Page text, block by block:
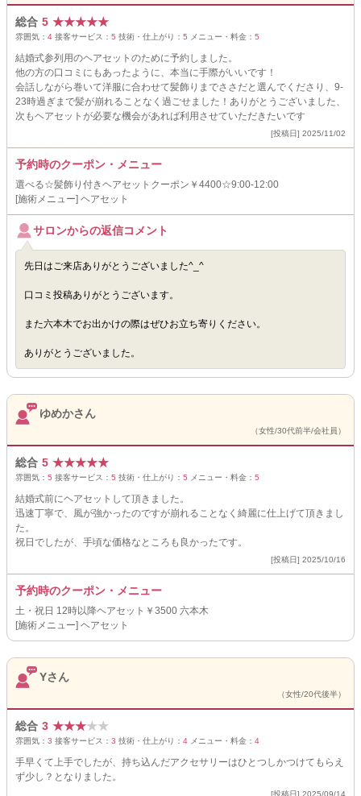
総合 5 ★★★★★
雰囲気： 4 接客サービス： 5 技術・仕上がり： 5 メニュー・料金： 5
結婚式参列用のヘアセットのために予約しました。
他の方の口コミにもあったように、本当に手際がいいです！
会話しながら巻いて洋服に合わせて髪飾りまでささだと選んでくださり、9-
23時過ぎまで髪が崩れることなく過ごせました！ありがとうございました、
次もヘアセットが必要な機会があれば利用させていただきたいです
[投稿日] 2025/11/02
予約時のクーポン・メニュー
選べる☆髪飾り付きヘアセットクーポン￥4400☆9:00-12:00
[施術メニュー] ヘアセット
サロンからの返信コメント
先日はご来店ありがとうございました^_^
口コミ投稿ありがとうございます。
また六本木でお出かけの際はぜひお立ち寄りください。
ありがとうございました。
ゆめかさん
（女性/30代前半/会社員）
総合 5 ★★★★★
雰囲気： 5 接客サービス： 5 技術・仕上がり： 5 メニュー・料金： 5
結婚式前にヘアセットして頂きました。
迅速丁寧で、風が強かったのですが崩れることなく綺麗に仕上げて頂きまし
た。
祝日でしたが、手頃な価格なところも良かったです。
[投稿日] 2025/10/16
予約時のクーポン・メニュー
土・祝日 12時以降ヘアセット￥3500 六本木
[施術メニュー] ヘアセット
Yさん
（女性/20代後半）
総合 3 ★★★★★
雰囲気： 3 接客サービス： 3 技術・仕上がり： 4 メニュー・料金： 4
手早くて上手でしたが、持ち込んだアクセサリーはひとつしかつけてもらえ
ず少し？となりました。
[投稿日] 2025/09/14